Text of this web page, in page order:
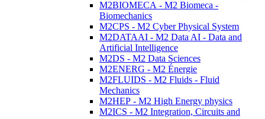
M2BIOMECA - M2 Biomeca -
Biomechanics
M2CPS - M2 Cyber Physical System
M2DATAAI - M2 Data AI - Data and
Artificial Intelligence
M2DS - M2 Data Sciences
M2ENERG - M2 Énergie
M2FLUIDS - M2 Fluids - Fluid
Mechanics
M2HEP - M2 High Energy physics
M2ICS - M2 Integration, Circuits and